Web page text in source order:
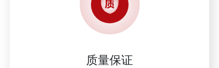
质量保证